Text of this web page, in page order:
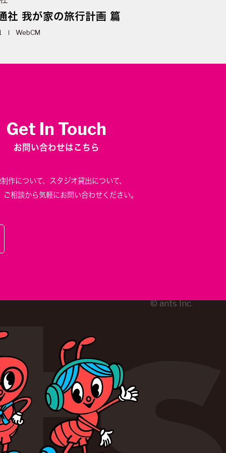
社 我が家の旅行計画 篇
WebCM
Get In Touch
お問い合わせはこちら
作について、
スタジオ貸出について、
ご相談から気軽にお問い合わせください。
© ants Inc.